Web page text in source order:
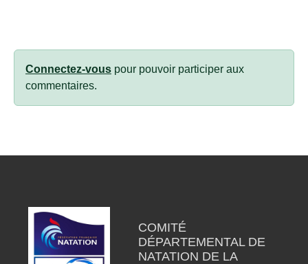
Connectez-vous pour pouvoir participer aux
commentaires.
COMITÉ
DÉPARTEMENTAL DE
NATATION DE LA